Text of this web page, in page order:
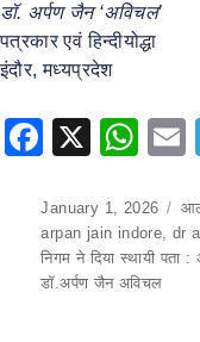
डॉ. अर्पण जैन ‘अविचल’
पत्रकार एवं हिन्दीयोद्धा
इंदौर, मध्यप्रदेश
F
c
e
b
X
W
at
s
A
l
Posted
on
January 1, 2026
arpan jain indore ,dr
निगम ने दिया स्थायी पता :
डॉ.अर्पण जैन अविचल